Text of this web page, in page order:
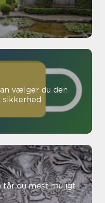
får du mest muligt